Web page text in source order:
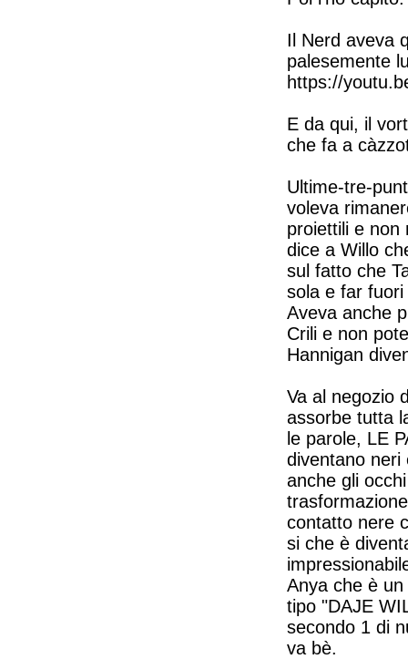
Il Nerd aveva
palesemente
https://
E da qui, il
che fa a
Ultime-tre-
voleva
proiettili e
dice a Willo
sul fatto che
sola e far
Aveva anche
Crili e non
Hannigan
Va al negozio
assorbe tutta
le parole, LE
diventano neri
anche gli
contatto nere
si che è
Anya che è
tipo "DAJE
secondo 1 di
va bè.